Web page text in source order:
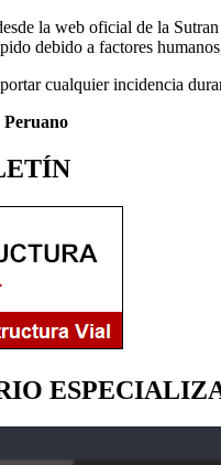
la web oficial de la
debido a factores
cualquier incidencia